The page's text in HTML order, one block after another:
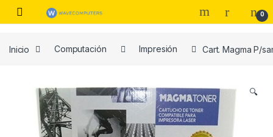
Skip to navigation
Skip to content
0
Inicio Computación Impresión Cart. Magma P/
🔍